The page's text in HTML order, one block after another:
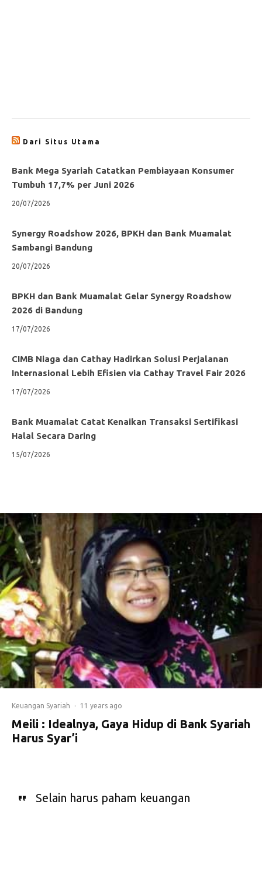
Dari Situs Utama
Bank Mega Syariah Catatkan Pembiayaan Konsumer
Tumbuh 17,7% per Juni 2026
20/07/2026
Synergy Roadshow 2026, BPKH dan Bank Muamalat
Sambangi Bandung
20/07/2026
BPKH dan Bank Muamalat Gelar Synergy Roadshow
2026 di Bandung
17/07/2026
CIMB Niaga dan Cathay Hadirkan Solusi Perjalanan
Internasional Lebih Efisien via Cathay Travel Fair 2026
17/07/2026
Bank Muamalat Catat Kenaikan Transaksi Sertifikasi
Halal Secara Daring
15/07/2026
Keuangan Syariah · 11 years ago
Meili : Idealnya, Gaya Hidup di Bank Syariah
Harus Syar’i
Selain harus paham keuangan